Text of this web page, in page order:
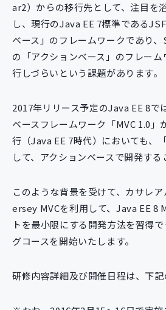
ar2）からの移行先として、注目を
し、現行のJava EE 7標準である
ベース」のフレームワークであり
の「アクションベース」のフレー
行しづらいという課題があります。
2017年リリース予定のJava EE 8で
ベースフレームワーク「MVC 1.0」
行（Java EE 7時代）においても、
して、アクションベースで開発する
このような背景を受けて、カサレ
ersey MVCを利用して、Java EE 8
トを最小限にする開発方法を習得
グコースを開始いたします。
研修内容詳細及び開催日程は、下記